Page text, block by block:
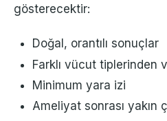
gösterecektir:
Doğal, orantılı sonuçlar
Farklı vücut tiplerinden
Minimum yara izi
Ameliyat sonrası yakın